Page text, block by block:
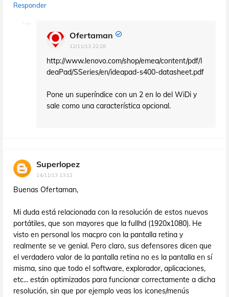
Responder
Ofertaman
12/11/13 22:28
http://www.lenovo.com/shop/emea/content/pdf/I
deaPad/SSeries/en/ideapad-s400-datasheet.pdf
Pone un superíndice con un 2 en lo del WiDi y
sale como una característica opcional.
Superlopez
14/11/13 13:12
Buenas Ofertaman,
Mi duda está relacionada con la resolución de estos nuevos
portátiles, que son mayores que la fullhd (1920x1080). He
visto en personal los macpro con la pantalla retina y
realmente se ve genial. Pero claro, sus defensores dicen que
el verdadero valor de la pantalla retina no es la pantalla en sí
misma, sino que todo el software, explorador, aplicaciones,
etc... están optimizados para funcionar correctamente a dicha
resolución, sin que por ejemplo veas los icones/menús